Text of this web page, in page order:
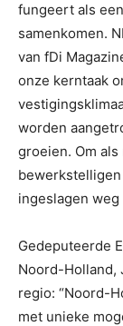
fungeert als
samenkomen.
van fDi
onze kerntaak
worden
groeien. Om
ingeslagen weg
Gedeputeerde
Noord-Holland,
regio: “Noord-
met unieke